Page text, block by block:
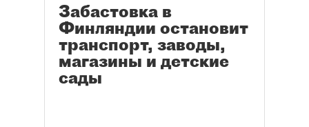
Забастовка в
Финляндии остановит
транспорт, заводы,
магазины и детские
сады